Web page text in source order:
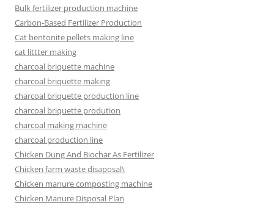
Bulk fertilizer production machine
Carbon-Based Fertilizer Production
Cat bentonite pellets making line
cat littter making
charcoal briquette machine
charcoal briquette making
charcoal briquette production line
charcoal briquette prodution
charcoal making machine
charcoal production line
Chicken Dung And Biochar As Fertilizer
Chicken farm waste disaposal\
Chicken manure composting machine
Chicken Manure Disposal Plan